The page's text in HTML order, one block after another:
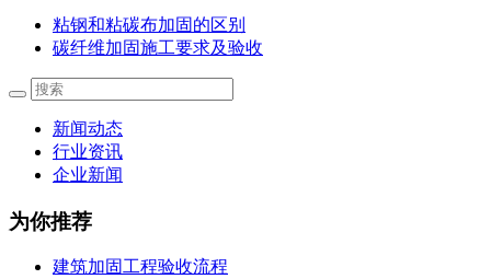
粘钢和粘碳布加固的区别
碳纤维加固施工要求及验收
新闻动态
行业资讯
企业新闻
为你推荐
建筑加固工程验收流程